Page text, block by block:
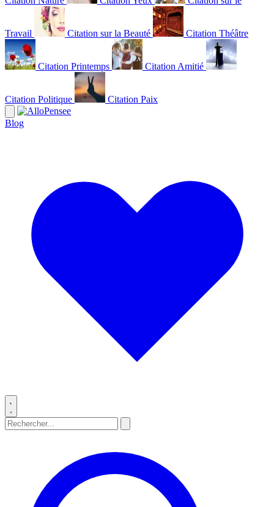
Travail Citation sur la Beauté Citation Théâtre
Citation Printemps Citation Amitié
Citation Politique Citation Paix
Blog